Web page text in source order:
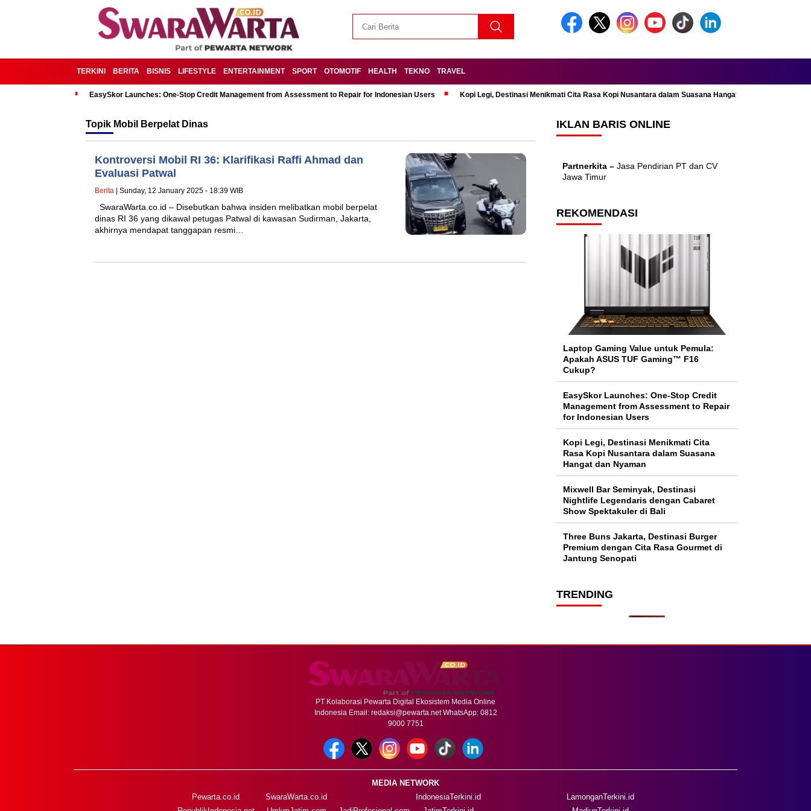
TERKINI BERITA BISNIS LIFESTYLE ENTERTAINMENT SPORT OTOMOTIF HEALTH TEKNO TRAVEL
EasySkor Launches: One-Stop Credit Management from Assessment to Repair for Indonesian Users Kopi Legi, Destinasi Menikmati Cita Rasa Kopi Nusantara dalam Suasana Hangat dan Nyaman
Topik Mobil Berpelat Dinas
Kontroversi Mobil RI 36: Klarifikasi Raffi Ahmad dan
Evaluasi Patwal
Berita | Sunday, 12 January 2025 - 18:39 WIB
SwaraWarta.co.id – Disebutkan bahwa insiden melibatkan mobil berpelat
dinas RI 36 yang dikawal petugas Patwal di kawasan Sudirman, Jakarta,
akhirnya mendapat tanggapan resmi…
IKLAN BARIS ONLINE
Partnerkita – Jasa Pendirian PT dan CV
Jawa Timur
REKOMENDASI
Laptop Gaming Value untuk Pemula:
Apakah ASUS TUF Gaming™ F16
Cukup?
EasySkor Launches: One-Stop Credit
Management from Assessment to Repair
for Indonesian Users
Kopi Legi, Destinasi Menikmati Cita
Rasa Kopi Nusantara dalam Suasana
Hangat dan Nyaman
Mixwell Bar Seminyak, Destinasi
Nightlife Legendaris dengan Cabaret
Show Spektakuler di Bali
Three Buns Jakarta, Destinasi Burger
Premium dengan Cita Rasa Gourmet di
Jantung Senopati
TRENDING
PT Kolaborasi Pewarta Digital Ekosistem Media Online
Indonesia Email: redaksi@pewarta.netWhatsApp: 0812
9000 7751
MEDIA NETWORK
Pewarta.co.id
SwaraWarta.co.id
IndonesiaTerkini.id
LamonganTerkini.id